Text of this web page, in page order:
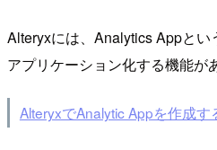
Alteryxには、Analytics Appと
アプリケーション化する機能が
AlteryxでAnalytic Appを作成す